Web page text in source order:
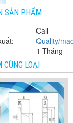
SẢN PHẨM
Call
Quality/
1 Tháng
LOẠI